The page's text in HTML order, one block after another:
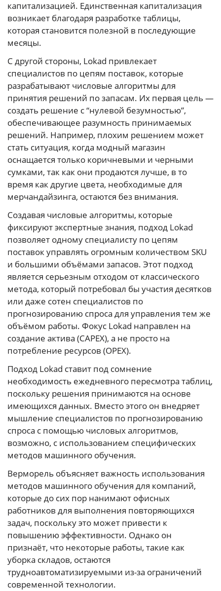
капитализацией. Единственная капитализация
возникает благодаря разработке таблицы,
которая становится полезной в последующие
месяцы.
С другой стороны, Lokad привлекает
специалистов по цепям поставок, которые
разрабатывают числовые алгоритмы для
принятия решений по запасам. Их первая цель —
создать решение с “нулевой безумностью”,
обеспечивающее разумность принимаемых
решений. Например, плохим решением может
стать ситуация, когда модный магазин
оснащается только коричневыми и черными
сумками, так как они продаются лучше, в то
время как другие цвета, необходимые для
мерчандайзинга, остаются без внимания.
Создавая числовые алгоритмы, которые
фиксируют экспертные знания, подход Lokad
позволяет одному специалисту по цепям
поставок управлять огромным количеством SKU
и большими объёмами запасов. Этот подход
является серьезным отходом от классического
метода, который потребовал бы участия десятков
или даже сотен специалистов по
прогнозированию спроса для управления тем же
объёмом работы. Фокус Lokad направлен на
создание актива (CAPEX), а не просто на
потребление ресурсов (OPEX).
Подход Lokad ставит под сомнение
необходимость ежедневного пересмотра таблиц,
поскольку решения принимаются на основе
имеющихся данных. Вместо этого он внедряет
мышление специалистов по прогнозированию
спроса с помощью числовых алгоритмов,
возможно, с использованием специфических
методов машинного обучения.
Верморель объясняет важность использования
методов машинного обучения для компаний,
которые до сих пор нанимают офисных
работников для выполнения повторяющихся
задач, поскольку это может привести к
повышению эффективности. Однако он
признаёт, что некоторые работы, такие как
уборка складов, остаются
трудноавтоматизируемыми из-за ограничений
современной технологии.